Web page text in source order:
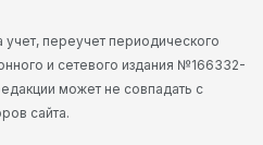
учет, переучет периодического
и сетевого издания №166332-
может не совпадать с
сайта.